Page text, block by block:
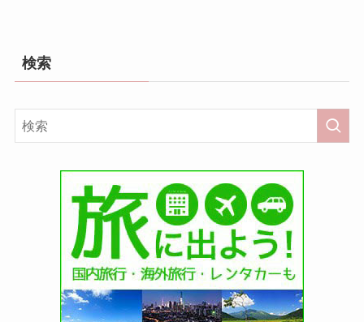
検索